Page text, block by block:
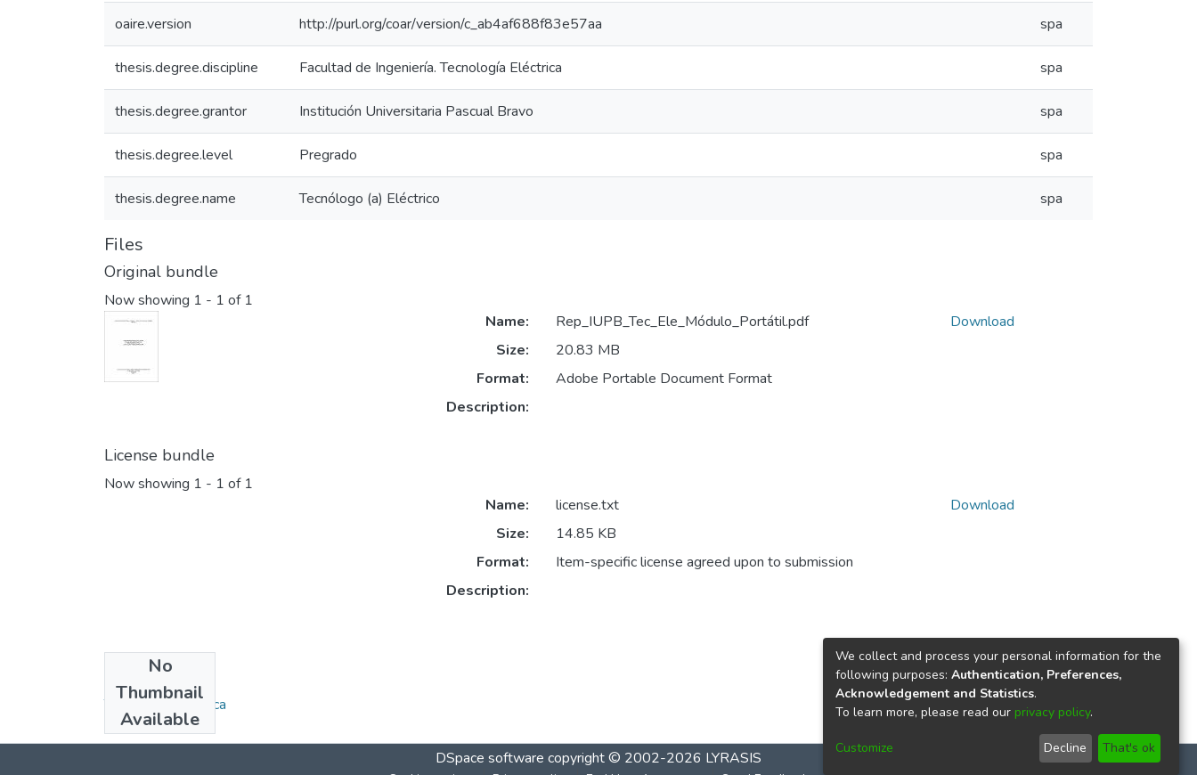
oaire.version http://purl.org/coar/version/c_ab4af688f83e57aa spa
thesis.degree.discipline Facultad de Ingeniería. Tecnología Eléctrica spa
thesis.degree.grantor Institución Universitaria Pascual Bravo spa
thesis.degree.level Pregrado spa
thesis.degree.name Tecnólogo (a) Eléctrico spa
Files
Original bundle
Now showing 1 - 1 of 1
Name:
Rep_IUPB_Tec_Ele_Módulo_Portátil.pdf
Size:
20.83 MB
Format:
Adobe Portable Document Format
Description:
Download
License bundle
Now showing 1 - 1 of 1
No
Thumbnail
Available
Name:
license.txt
Size:
14.85 KB
Format:
Item-specific license agreed upon to submission
Description:
Download
Collections
Tecnología Eléctrica
DSpace software copyright © 2002-2026 LYRASIS
We collect and process your personal information for the
following purposes: Authentication, Preferences,
Acknowledgement and Statistics.
To learn more, please read our privacy policy.
Customize Decline That's ok